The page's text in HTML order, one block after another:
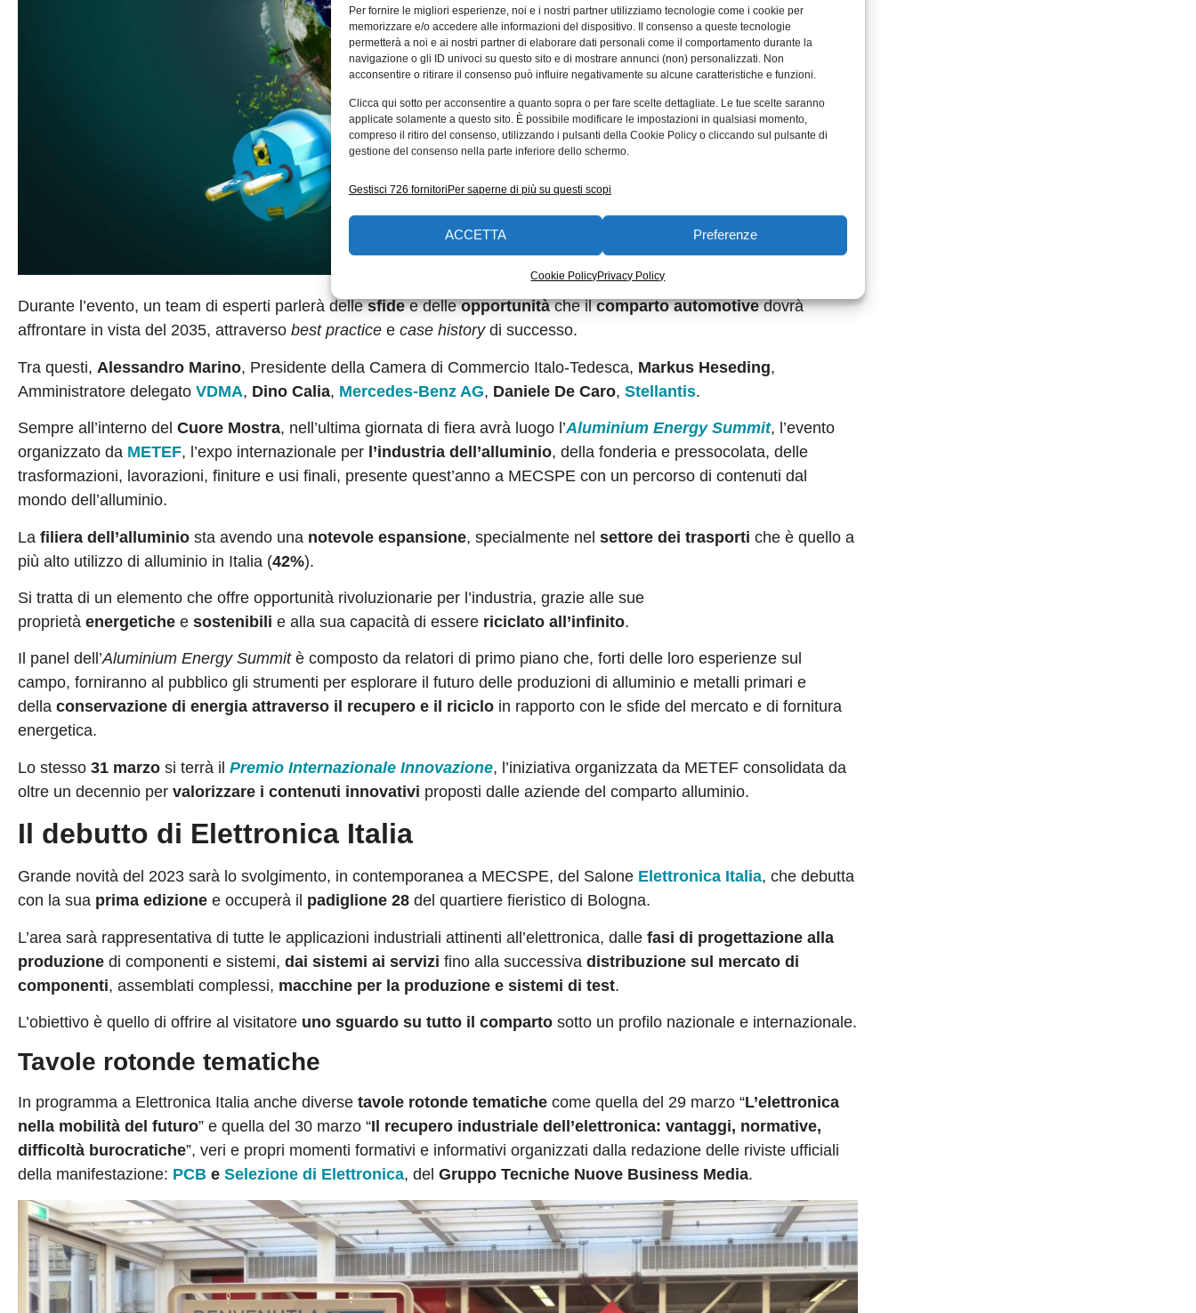
Per fornire le migliori esperienze, noi e i nostri partner utilizziamo tecnologie come i cookie per
memorizzare e/o accedere alle informazioni del dispositivo. Il consenso a queste tecnologie
permetterà a noi e ai nostri partner di elaborare dati personali come il comportamento durante la
navigazione o gli ID univoci su questo sito e di mostrare annunci (non) personalizzati. Non
acconsentire o ritirare il consenso può influire negativamente su alcune caratteristiche e funzioni.
Clicca qui sotto per acconsentire a quanto sopra o per fare scelte dettagliate. Le tue scelte saranno
applicate solamente a questo sito. È possibile modificare le impostazioni in qualsiasi momento,
compreso il ritiro del consenso, utilizzando i pulsanti della Cookie Policy o cliccando sul pulsante di
gestione del consenso nella parte inferiore dello schermo.
Gestisci 726 fornitoriPer saperne di più su questi scopi
ACCETTA Preferenze
Cookie PolicyPrivacy Policy
Durante l’evento, un team di esperti parlerà dellesfidee delleopportunitàche ilcomparto automotivedovrà
affrontare in vista del 2035, attraverso best practice e case historydi successo.
Tra questi, Alessandro Marino, Presidente della Camera di Commercio Italo-Tedesca, Markus Heseding,
Amministratore delegato VDMA, Dino Calia, Mercedes-Benz AG, Daniele De Caro, Stellantis.
Sempre all’interno del Cuore Mostra, nell’ultima giornata di fiera avrà luogo l’Aluminium Energy Summit, l’evento
organizzato da METEF, l’expo internazionale per l’industria dell’alluminio, della fonderia e pressocolata, delle
trasformazioni, lavorazioni, finiture e usi finali, presente quest’anno a MECSPE con un percorso di contenuti dal
mondo dell’alluminio.
La filiera dell’alluminio sta avendo una notevole espansione, specialmente nel settore dei trasporti che è quello a
più alto utilizzo di alluminio in Italia (42%).
Si tratta di un elemento che offre opportunità rivoluzionarie per l’industria, grazie alle sue
proprietà energetiche e sostenibili e alla sua capacità di essere riciclato all’infinito.
Il panel dell’Aluminium Energy Summitè composto da relatori di primo piano che, forti delle loro esperienze sul
campo, forniranno al pubblico gli strumenti per esplorare il futuro delle produzioni di alluminio e metalli primari e
della conservazione di energia attraverso il recupero e il riciclo in rapporto con le sfide del mercato e di fornitura
energetica.
Lo stesso 31 marzo si terrà il Premio Internazionale Innovazione, l’iniziativa organizzata da METEF consolidata da
oltre un decennio per valorizzare i contenuti innovativi proposti dalle aziende del comparto alluminio.
Il debutto di Elettronica Italia
Grande novità del 2023 sarà lo svolgimento, in contemporanea a MECSPE, del Salone Elettronica Italia, che debutta
con la sua prima edizione e occuperà il padiglione 28 del quartiere fieristico di Bologna.
L’area sarà rappresentativa di tutte le applicazioni industriali attinenti all’elettronica, dalle fasi di progettazione alla
produzione di componenti e sistemi, dai sistemi ai servizi fino alla successiva distribuzione sul mercato di
componenti, assemblati complessi, macchine per la produzione e sistemi di test.
L’obiettivo è quello di offrire al visitatore uno sguardo su tutto il comparto sotto un profilo nazionale e internazionale.
Tavole rotonde tematiche
In programma a Elettronica Italia anche diverse tavole rotonde tematiche come quella del 29 marzo “L’elettronica
nella mobilità del futuro” e quella del 30 marzo “Il recupero industriale dell’elettronica: vantaggi, normative,
difficoltà burocratiche”, veri e propri momenti formativi e informativi organizzati dalla redazione delle riviste ufficiali
della manifestazione: PCB e Selezione di Elettronica, del Gruppo Tecniche Nuove Business Media.